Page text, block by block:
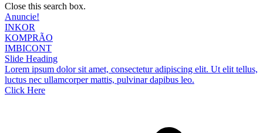
Close this search box.
Anuncie!
INKOR
KOMPRÃO
IMBICONT
Slide Heading
Lorem ipsum dolor sit amet, consectetur adipiscing elit. Ut elit tellus,
luctus nec ullamcorper mattis, pulvinar dapibus leo.
Click Here